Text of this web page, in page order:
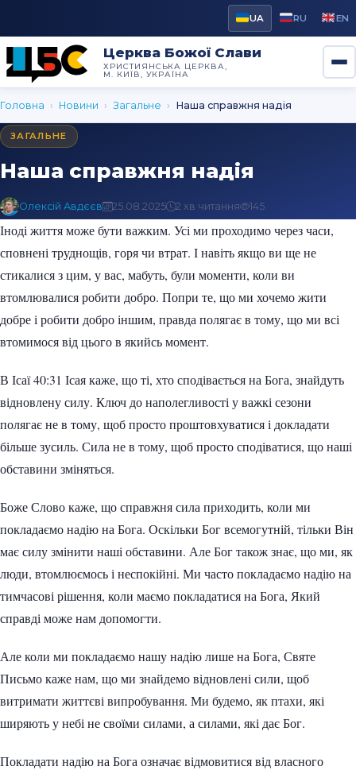
UA RU EN
Церква Божої Слави
ХРИСТИЯНСЬКА ЦЕРКВА,
М. КИЇВ, УКРАЇНА
Головна › Новини › Загальне › Наша справжня надія
ЗАГАЛЬНЕ
Наша справжня надія
Олексій Авдєєв 25.08.2025 2 хв читання 145
Іноді життя може бути важким. Усі ми проходимо через часи,
сповнені труднощів, горя чи втрат. І навіть якщо ви ще не
стикалися з цим, у вас, мабуть, були моменти, коли ви
втомлювалися робити добро. Попри те, що ми хочемо жити
добре і робити добро іншим, правда полягає в тому, що ми всі
втомимося від цього в якийсь момент.
В Ісаї 40:31 Ісая каже, що ті, хто сподівається на Бога, знайдуть
відновлену силу. Ключ до наполегливості у важкі сезони
полягає не в тому, щоб просто проштовхуватися і докладати
більше зусиль. Сила не в тому, щоб просто сподіватися, що наші
обставини зміняться.
Боже Слово каже, що справжня сила приходить, коли ми
покладаємо надію на Бога. Оскільки Бог всемогутній, тільки Він
має силу змінити наші обставини. Але Бог також знає, що ми, як
люди, втомлюємось і неспокійні. Ми часто покладаємо надію на
тимчасові рішення, коли маємо покладатися на Бога, Який
справді може нам допомогти.
Але коли ми покладаємо нашу надію лише на Бога, Святе
Письмо каже нам, що ми знайдемо відновлені сили, щоб
витримати життєві випробування. Ми будемо, як птахи, які
ширяють у небі не своїми силами, а силами, які дає Бог.
Покладати надію на Бога означає відмовитися від власного